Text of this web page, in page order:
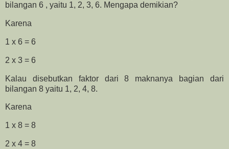
bilangan 6 , yaitu 1, 2, 3, 6. Mengapa demikian?
Karena
1 x 6 = 6
2 x 3 = 6
Kalau disebutkan faktor dari 8 maknanya bagian dari
bilangan 8 yaitu 1, 2, 4, 8.
Karena
1 x 8 = 8
2 x 4 = 8